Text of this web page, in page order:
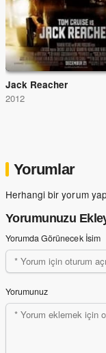
Jack Reacher
2012
Yorumlar
Herhangi bir yorum
Yorumunuzu
Yorumda Görünecek İsim
Yorumunuz